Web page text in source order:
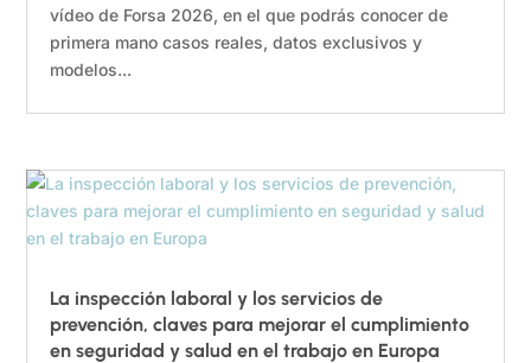
vídeo de Forsa 2026, en el que podrás conocer de
primera mano casos reales, datos exclusivos y
modelos...
La inspección laboral y los servicios de
prevención, claves para mejorar el cumplimiento
en seguridad y salud en el trabajo en Europa